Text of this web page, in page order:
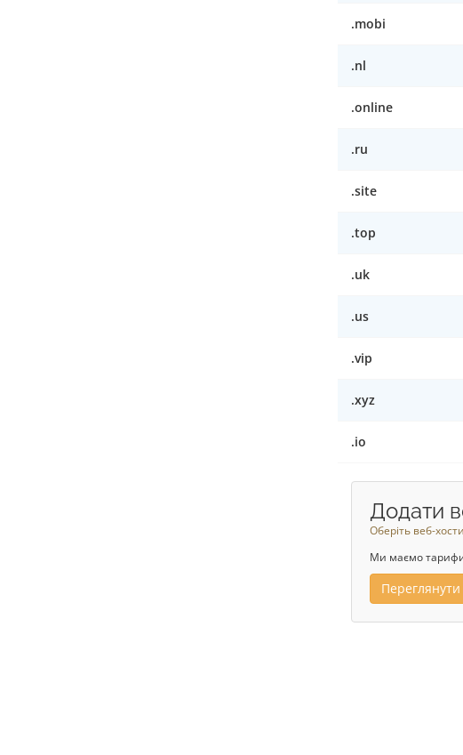
.mobi
.nl
.online
.ru
.site
.top
.uk
.us
.vip
.xyz
.io
Додати
Оберіть веб-
Ми маємо тарифи